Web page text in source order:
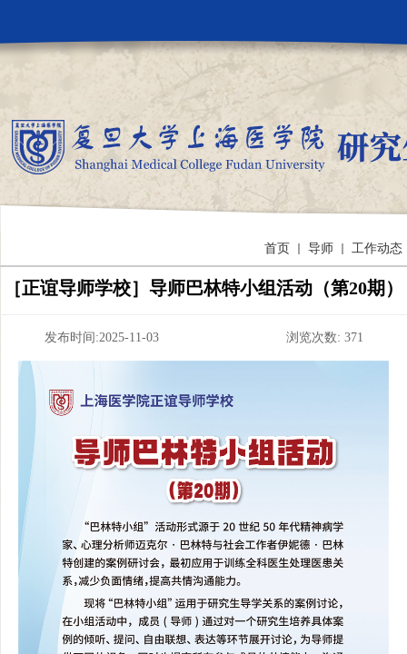
首页 导师 工作动态
［正谊导师学校］导师巴林特小组活动（第20期）
发布时间:2025-11-03 浏览次数: 371